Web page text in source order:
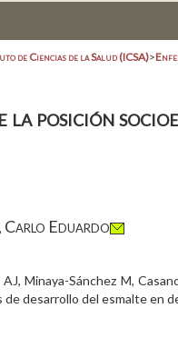
de Ciencias de la Salud (ICSA)>
la posición
Carlo Eduardo
Minaya-Sánchez M,
desarrollo del esmalte en